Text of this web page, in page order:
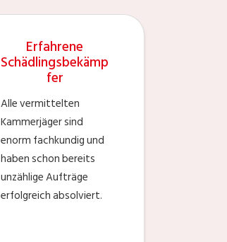
Erfahrene
Schädlingsbekämp
fer
Alle vermittelten
Kammerjäger sind
enorm fachkundig und
haben schon bereits
unzählige Aufträge
erfolgreich absolviert.